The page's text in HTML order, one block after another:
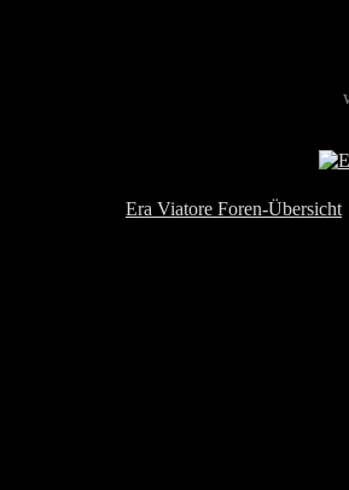
Era Viatore Foren-Übersicht